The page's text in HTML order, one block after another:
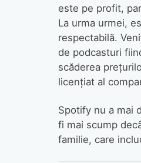
este pe profit,
La urma urmei,
respectabilă.
de podcasturi
scăderea
licențiat al
Spotify nu a mai
fi mai scump
familie, care